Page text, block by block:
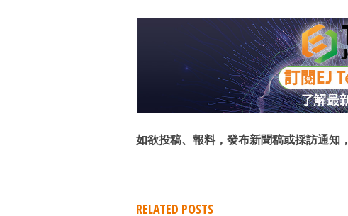
如欲投稿、報料，發布新聞稿或採訪通知，
RELATED POSTS